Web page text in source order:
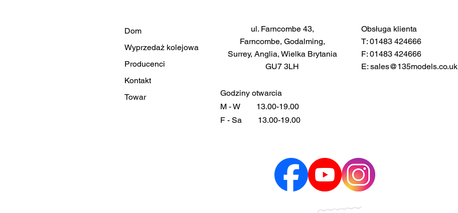
Dom
Wyprzedaż kolejowa
Producenci
Kontakt
Towar
ul. Farncombe 43,
Farncombe, Godalming,
Surrey, Anglia, Wielka Brytania
GU7 3LH
Godziny otwarcia
M - W
13.00-19.00
F - Sa
13.00-19.00
Obsługa klienta
T: 01483 424666
F: 01483 424666
E: sales@135models.co.uk